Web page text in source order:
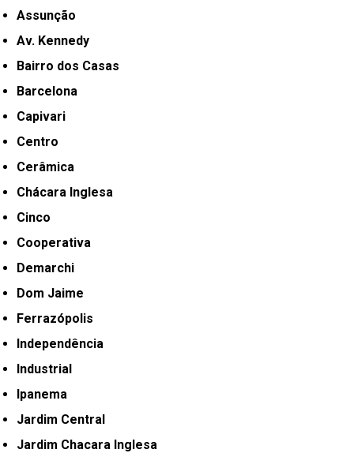
Assunção
Av. Kennedy
Bairro dos Casas
Barcelona
Capivari
Centro
Cerâmica
Chácara Inglesa
Cinco
Cooperativa
Demarchi
Dom Jaime
Ferrazópolis
Independência
Industrial
Ipanema
Jardim Central
Jardim Chacara Inglesa